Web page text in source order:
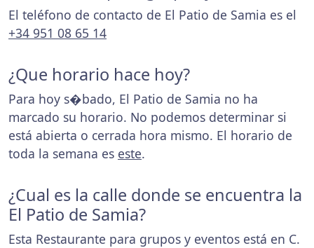
El teléfono de contacto de El Patio de Samia es el
+34 951 08 65 14
¿Que horario hace hoy?
Para hoy s�bado, El Patio de Samia no ha
marcado su horario. No podemos determinar si
está abierta o cerrada hora mismo. El horario de
toda la semana es este.
¿Cual es la calle donde se encuentra la
El Patio de Samia?
Esta Restaurante para grupos y eventos está en C.